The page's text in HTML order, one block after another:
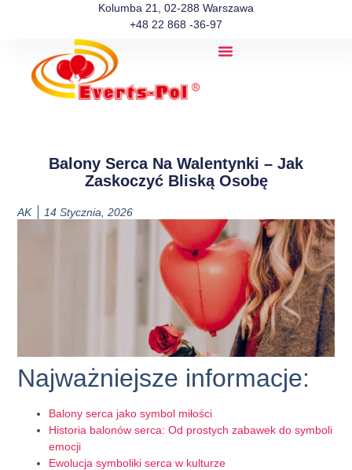
Kolumba 21, 02-288 Warszawa
+48 22 868 -36-97
Balony Serca Na Walentynki – Jak
Zaskoczyć Bliską Osobę
AK 14 Stycznia, 2026
Najważniejsze informacje:
Balony serca jako symbol miłości
Historia balonów serca: Od prostych zabawek do symboli
emocji
Ewolucja symboliki serca w kulturze